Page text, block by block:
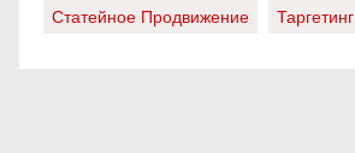
Статейное Продвижение
Таргетинг